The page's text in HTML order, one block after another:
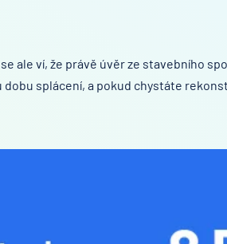
ale ví, že právě úvěr ze stavebního
splácení, a pokud chystáte